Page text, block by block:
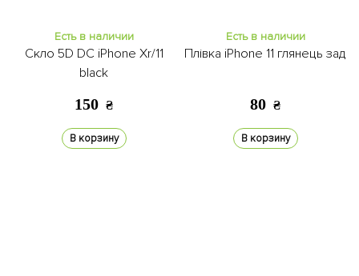
Есть в наличии
Скло 5D DC iPhone Xr/11
black
150 ₴
В корзину
Есть в наличии
Плівка iPhone 11 глянець зад
80 ₴
В корзину